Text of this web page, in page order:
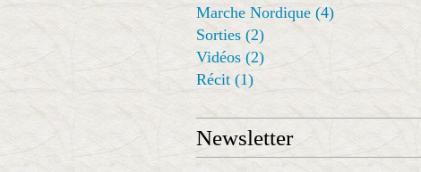
Marche Nordique (4)
Sorties (2)
Vidéos (2)
Récit (1)
Newsletter